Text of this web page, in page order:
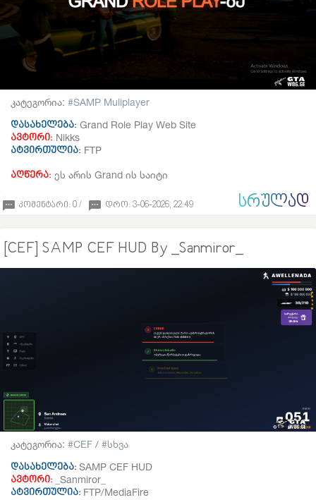
კატეგორია:
SAMP Muliplayer
დასახელება: Grand Role Play Web Site
ავტორი: Nikks
ატვირთულია: FTP
აღწერა: ეს არის Grand ის საიტი
კომენტარი: 0 / დრო: 3-06-2026, 22:49 ᲡᲠᲣᲚᲐᲓ
[CEF] SAMP CEF HUD By _Sanmiror_
კატეგორია: CEF /
სხვა
დასახელება: SAMP CEF HUD
ავტორი:
_Sanmiror_
ატვირთულია: FTP/MediaFire